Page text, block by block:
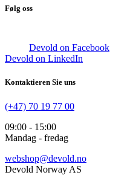
Følg oss
Devold on Facebook
Devold on LinkedIn
Kontaktieren Sie uns
(+47) 70 19 77 00
09:00 - 15:00
Mandag - fredag
webshop@devold.no
Devold Norway AS